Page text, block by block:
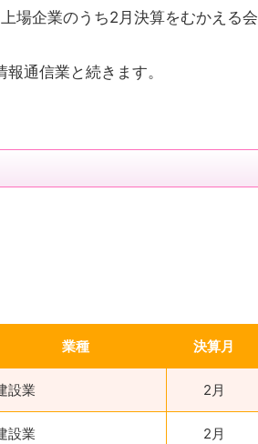
場企業のうち2月決算をむかえる会
通信業と続きます。
業種 決算月
設業 2月
設業 2月